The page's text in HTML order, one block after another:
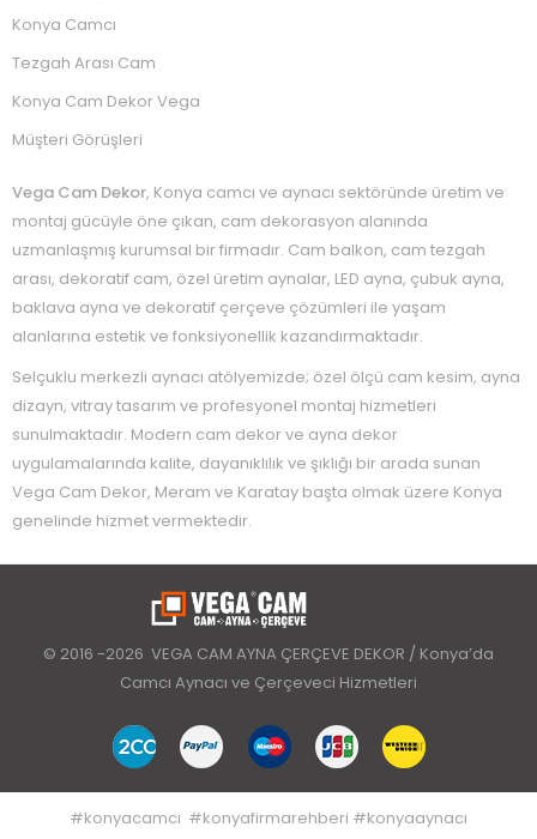
Konya Camcı
Tezgah Arası Cam
Konya Cam Dekor Vega
Müşteri Görüşleri
Vega Cam Dekor, Konya camcı ve aynacı sektöründe üretim ve
montaj gücüyle öne çıkan, cam dekorasyon alanında
uzmanlaşmış kurumsal bir firmadır. Cam balkon, cam tezgah
arası, dekoratif cam, özel üretim aynalar, LED ayna, çubuk ayna,
baklava ayna ve dekoratif çerçeve çözümleri ile yaşam
alanlarına estetik ve fonksiyonellik kazandırmaktadır.
Selçuklu merkezli aynacı atölyemizde; özel ölçü cam kesim, ayna
dizayn, vitray tasarım ve profesyonel montaj hizmetleri
sunulmaktadır. Modern cam dekor ve ayna dekor
uygulamalarında kalite, dayanıklılık ve şıklığı bir arada sunan
Vega Cam Dekor, Meram ve Karatay başta olmak üzere Konya
genelinde hizmet vermektedir.
© 2016 -2026 VEGA CAM AYNA ÇERÇEVE DEKOR / Konya’da
Camcı Aynacı ve Çerçeveci Hizmetleri
#konyacamcı #konyafirmarehberi #konyaaynacı